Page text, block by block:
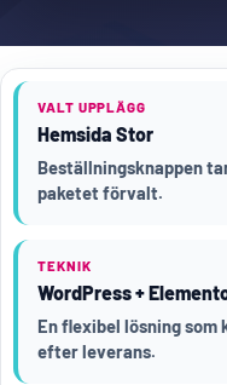
VALT UPPLÄGG
Hemsida Stor
Beställningsknappen
paketet förvalt.
TEKNIK
WordPress +
En flexibel lösning
efter leverans.